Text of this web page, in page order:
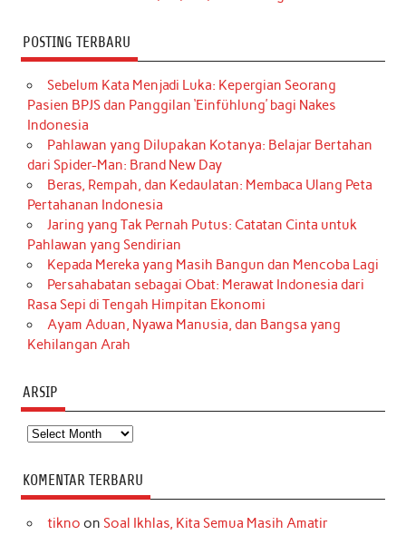
POSTING TERBARU
Sebelum Kata Menjadi Luka: Kepergian Seorang
Pasien BPJS dan Panggilan ‘Einfühlung’ bagi Nakes
Indonesia
Pahlawan yang Dilupakan Kotanya: Belajar Bertahan
dari Spider-Man: Brand New Day
Beras, Rempah, dan Kedaulatan: Membaca Ulang Peta
Pertahanan Indonesia
Jaring yang Tak Pernah Putus: Catatan Cinta untuk
Pahlawan yang Sendirian
Kepada Mereka yang Masih Bangun dan Mencoba Lagi
Persahabatan sebagai Obat: Merawat Indonesia dari
Rasa Sepi di Tengah Himpitan Ekonomi
Ayam Aduan, Nyawa Manusia, dan Bangsa yang
Kehilangan Arah
ARSIP
Arsip
KOMENTAR TERBARU
tikno on Soal Ikhlas, Kita Semua Masih Amatir